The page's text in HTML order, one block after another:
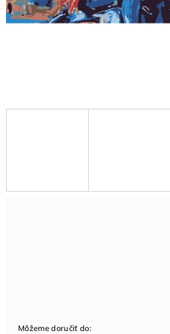
Môžeme doručiť do: